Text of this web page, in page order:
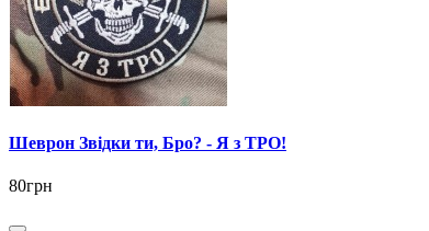
Шеврон Звідки ти, Бро? - Я з ТРО!
80грн